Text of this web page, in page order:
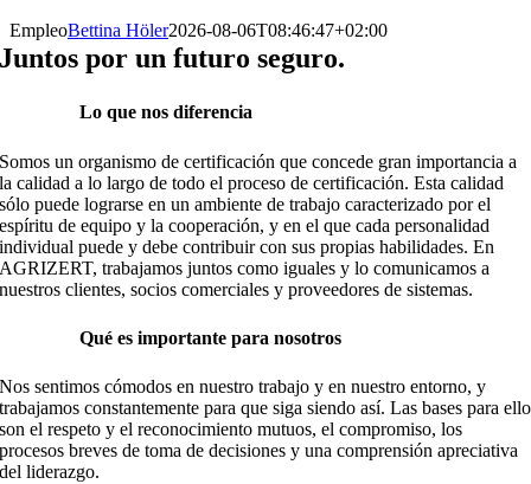
EmpleoBettina Höler2026-08-06T08:46:47+02:00
Juntos por un futuro seguro.
Lo que nos diferencia
Somos un organismo de certificación que concede gran importancia a
la calidad a lo largo de todo el proceso de certificación. Esta calidad
sólo puede lograrse en un ambiente de trabajo caracterizado por el
espíritu de equipo y la cooperación, y en el que cada personalidad
individual puede y debe contribuir con sus propias habilidades. En
AGRIZERT, trabajamos juntos como iguales y lo comunicamos a
nuestros clientes, socios comerciales y proveedores de sistemas.
Qué es importante para nosotros
Nos sentimos cómodos en nuestro trabajo y en nuestro entorno, y
trabajamos constantemente para que siga siendo así. Las bases para ello
son el respeto y el reconocimiento mutuos, el compromiso, los
procesos breves de toma de decisiones y una comprensión apreciativa
del liderazgo.